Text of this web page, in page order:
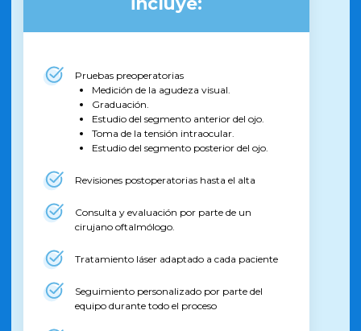
Pruebas preoperatorias
Medición de la agudeza visual.
Graduación.
Estudio del segmento anterior del ojo.
Toma de la tensión intraocular.
Estudio del segmento posterior del ojo.
Revisiones postoperatorias hasta el alta
Consulta y evaluación por parte de un
cirujano oftalmólogo.
Tratamiento láser adaptado a cada paciente
Seguimiento personalizado por parte del
equipo durante todo el proceso